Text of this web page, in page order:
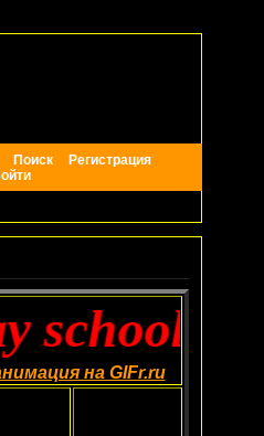
Поиск
Регистрация
school-